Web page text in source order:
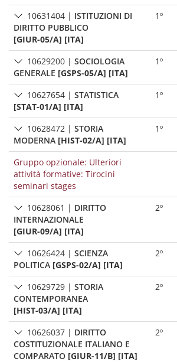
10631404 | ISTITUZIONI DI
DIRITTO PUBBLICO
[GIUR-05/A] [ITA]
1º
10629200 | SOCIOLOGIA
GENERALE [GSPS-05/A] [ITA]
1º
10627654 | STATISTICA
[STAT-01/A] [ITA]
1º
10628472 | STORIA
MODERNA [HIST-02/A] [ITA]
1º
Gruppo opzionale: Ulteriori
attività formative: Tirocini
seminari stages
10628061 | DIRITTO
INTERNAZIONALE
[GIUR-09/A] [ITA]
2º
10626424 | SCIENZA
POLITICA [GSPS-02/A] [ITA]
2º
10629729 | STORIA
CONTEMPORANEA
[HIST-03/A] [ITA]
2º
10626037 | DIRITTO
COSTITUZIONALE ITALIANO E
COMPARATO [GIUR-11/B] [ITA]
2º